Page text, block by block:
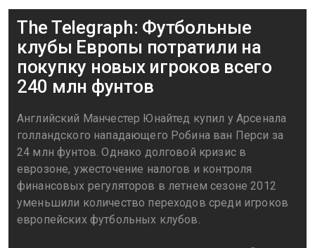
The Telegraph: Футбольные
клубы Европы потратили на
покупку новых игроков всего
240 млн фунтов
Английский Манчестер Юнайтед купил у Арсенала
голландского нападающего Робина ван Перси за
24 млн фунтов. Однако долговой кризис в
еврозоне, ужесточение налогов и контроля
финансовых регуляторов в летнем сезоне 2012
уменьшили количество переходов среди игроков
европейских футбольных клубов.